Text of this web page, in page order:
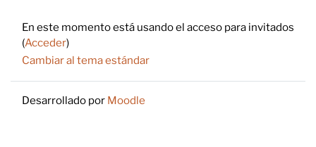
En este momento está usando el acceso para invitados
(Acceder)
Cambiar al tema estándar
Desarrollado por Moodle